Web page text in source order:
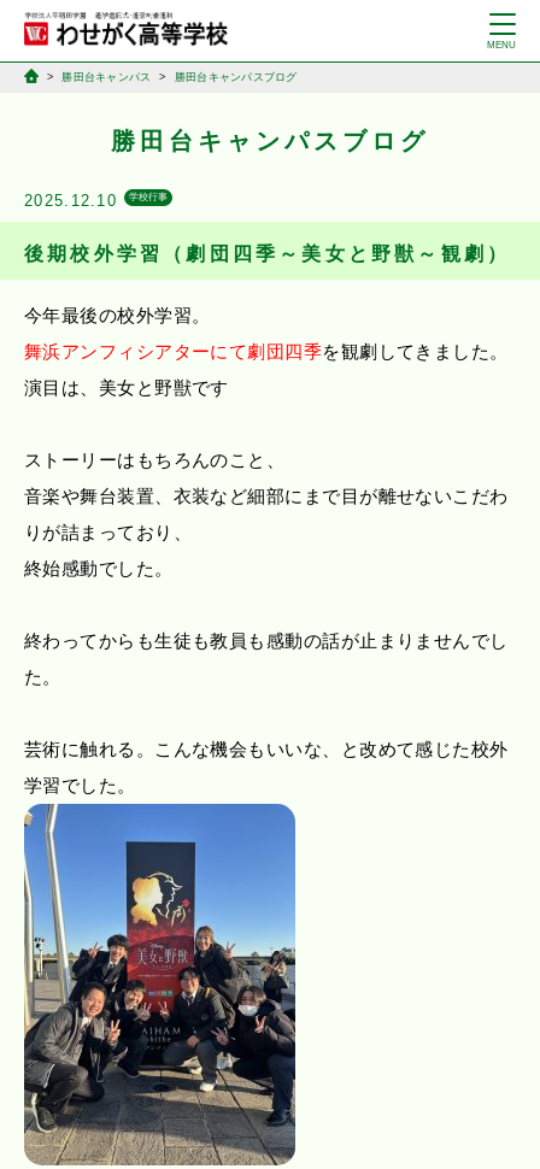
勝田台キャンパス 勝田台キャンパスブログ
勝田台キャンパスブログ
2025.12.10 学校行事
後期校外学習（劇団四季～美女と野獣～観劇）
今年最後の校外学習。
舞浜アンフィシアターにて劇団四季を観劇してきました。
演目は、美女と野獣です
ストーリーはもちろんのこと、
音楽や舞台装置、衣装など細部にまで目が離せないこだわ
りが詰まっており、
終始感動でした。
終わってからも生徒も教員も感動の話が止まりませんでし
た。
芸術に触れる。こんな機会もいいな、と改めて感じた校外
学習でした。